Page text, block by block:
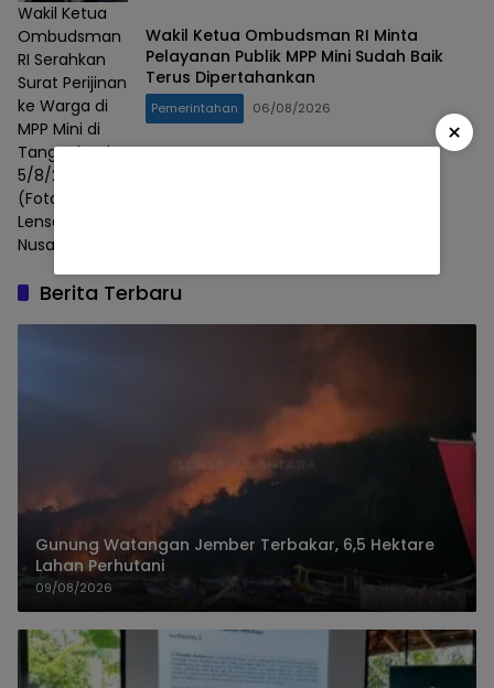
Wakil Ketua
Ombudsman
RI Serahkan
Surat Perijinan
ke Warga di
MPP Mini di
Tanggul, Rabu
5/8/2026).
(Foto: Badri/
Lensa
Nusantara)
Wakil Ketua Ombudsman RI Minta
Pelayanan Publik MPP Mini Sudah Baik
Terus Dipertahankan
Pemerintahan 06/08/2026
Berita Terbaru
Gunung Watangan Jember Terbakar, 6,5 Hektare
Lahan Perhutani
09/08/2026
×